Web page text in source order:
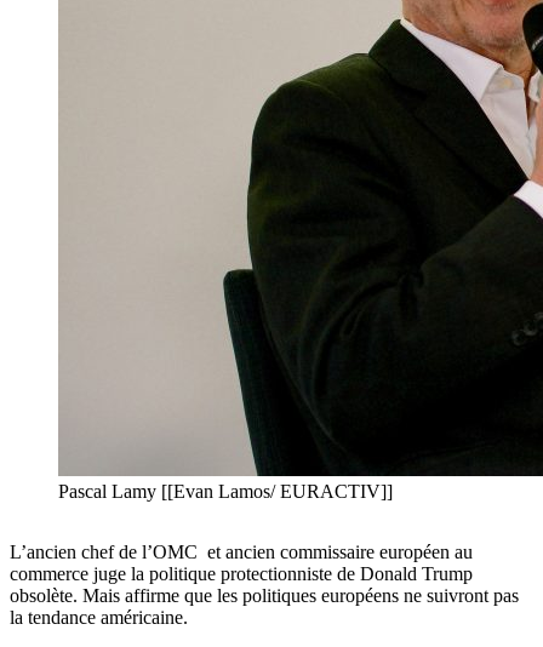
Pascal Lamy [[Evan Lamos/ EURACTIV]]
L’ancien chef de l’OMC et ancien commissaire européen au
commerce juge la politique protectionniste de Donald Trump
obsolète. Mais affirme que les politiques européens ne suivront pas
la tendance américaine.